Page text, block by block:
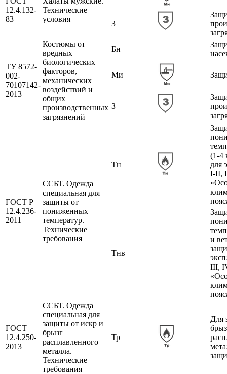
12.4.132-
83
Технические
условия
З
ТУ 8572-
002-
70107142-
2013
Костюмы от
вредных
биологических
факторов,
механических
воздействий и
общих
производственных
загрязнений
Бн
Ми
З
ГОСТ Р
12.4.236-
2011
ССБТ. Одежда
специальная для
защиты от
пониженных
температур.
Технические
требования
Тн
(1-4
для
I-II,
Тнв
и
III,
ГОСТ
12.4.250-
2013
ССБТ. Одежда
специальная для
защиты от искр и
брызг
расплавленного
металла.
Технические
требования
Тр
Для